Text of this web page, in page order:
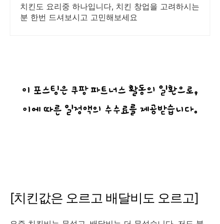
치킨도 요리중 하나입니다, 치킨 창업을 고려하시는
분 한번 드셔보시고 고민해보세요
[치킨값은 오르고 배달비도 오르고]